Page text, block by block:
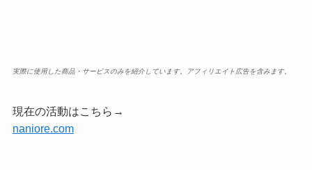
実際に使用した商品・サービスのみを紹介しています。アフィリエイト広告を含みます。
現在の活動はこちら→
naniore.com